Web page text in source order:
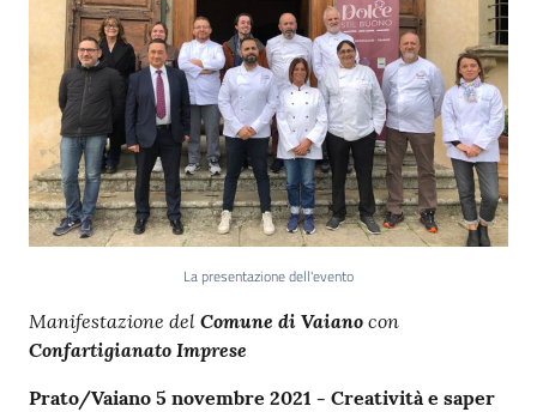
La presentazione dell'evento
Contenuto
Manifestazione delComune di Vaianocon
Confartigianato Imprese
Prato/Vaiano 5 novembre 2021 - Creatività e saper